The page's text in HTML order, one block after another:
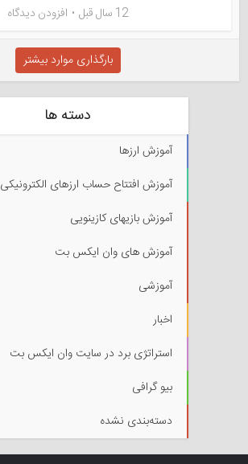
12 سال قبل افزودن دیدگاه
بارگذاری موارد بیشتر
دسته ها
آموزش ارزها
آموزش افتتاح حساب ارزهای الکترونیکی
آموزش بازیهای کازینویی
آموزش های وان ایکس بت
آموزشی
اخبار
استراتژی برد در سایت وان ایکس بت
بیو گرافی
دسته‌بندی نشده